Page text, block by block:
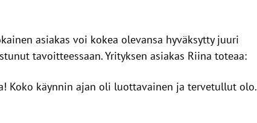
asiakas voi kokea olevansa hyväksytty juuri
tavoitteessaan. Yrityksen asiakas Riina toteaa:
Koko käynnin ajan oli luottavainen ja tervetullut olo.